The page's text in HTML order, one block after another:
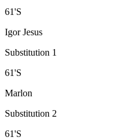
61'S
Igor Jesus
Substitution 1
61'S
Marlon
Substitution 2
61'S